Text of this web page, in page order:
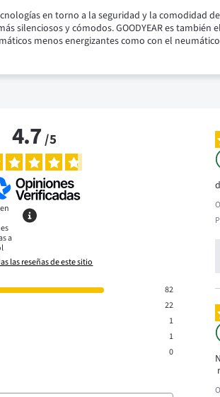
en torno a la seguridad y la comodidad
silenciosos y cómodos. GOODYEAR es
menos energizantes como con el
4.7/5
a
las reseñas de este sitio
82
22
1
1
0